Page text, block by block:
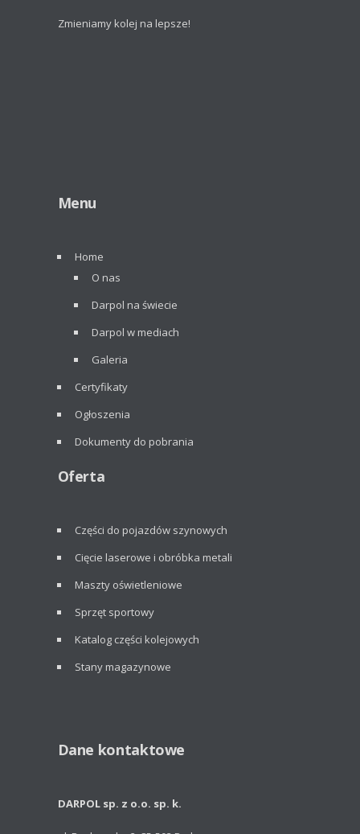
Zmieniamy kolej na lepsze!
Menu
Home
O nas
Darpol na świecie
Darpol w mediach
Galeria
Certyfikaty
Ogłoszenia
Dokumenty do pobrania
Oferta
Części do pojazdów szynowych
Cięcie laserowe i obróbka metali
Maszty oświetleniowe
Sprzęt sportowy
Katalog części kolejowych
Stany magazynowe
Dane kontaktowe
DARPOL sp. z o.o. sp. k.